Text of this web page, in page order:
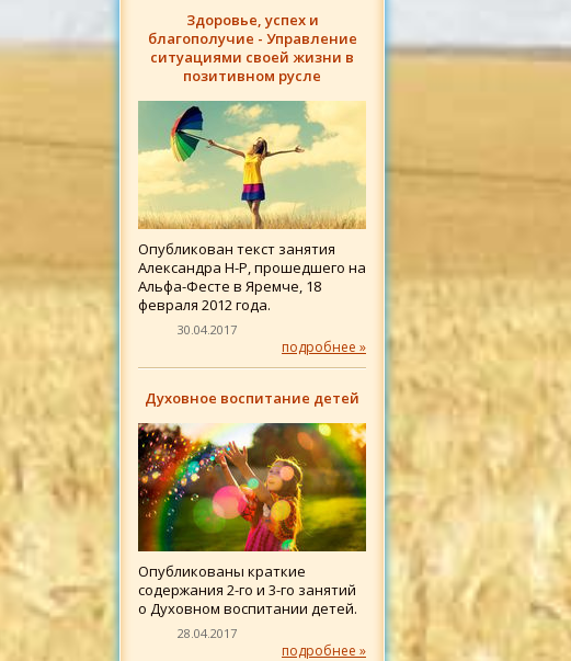
Здоровье, успех и
благополучие - Управление
ситуациями своей жизни в
позитивном русле
Опубликован текст занятия
Александра Н-Р, прошедшего на
Альфа-Фесте в Яремче, 18
февраля 2012 года.
30.04.2017
подробнее »
Духовное воспитание детей
Опубликованы краткие
содержания 2-го и 3-го занятий
о Духовном воспитании детей.
28.04.2017
подробнее »